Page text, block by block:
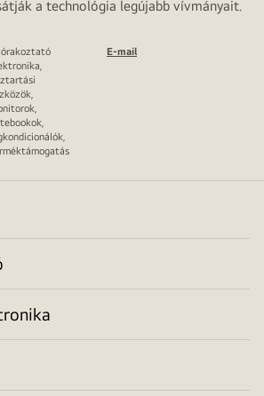
a technológia legújabb vívmányait.
E-mail